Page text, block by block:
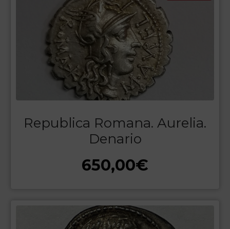
Republica Romana. Aurelia.
Denario
650,00€